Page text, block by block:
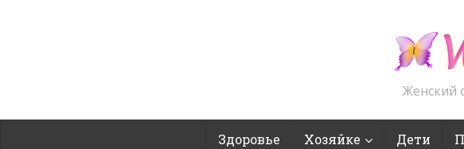
Женский
Здоровье Хозяйке Дети